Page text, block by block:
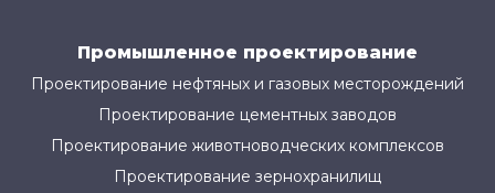
Промышленное проектирование
Проектирование нефтяных и газовых месторождений
Проектирование цементных заводов
Проектирование животноводческих комплексов
Проектирование зернохранилищ